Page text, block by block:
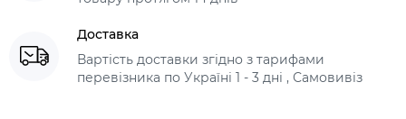
Доставка
Вартість доставки згідно з тарифами
перевізника по Україні 1 - 3 дні , Самовивіз